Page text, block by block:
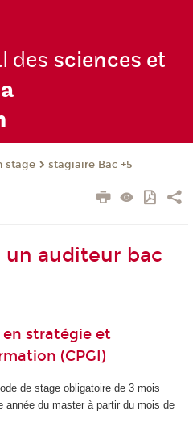
des sciences et
stage stagiaire Bac +5
un auditeur bac
stratégie et
(CPGI)
de stage obligatoire de 3 mois
du master à partir du mois de